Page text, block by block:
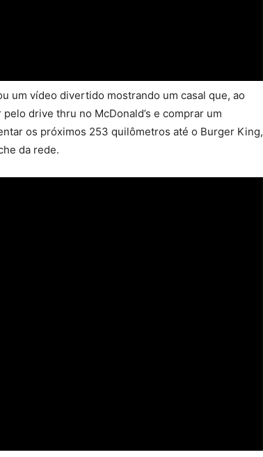
um vídeo divertido mostrando um casal que, ao
drive thru no McDonald’s e comprar um
os próximos 253 quilômetros até o Burger King,
da rede.